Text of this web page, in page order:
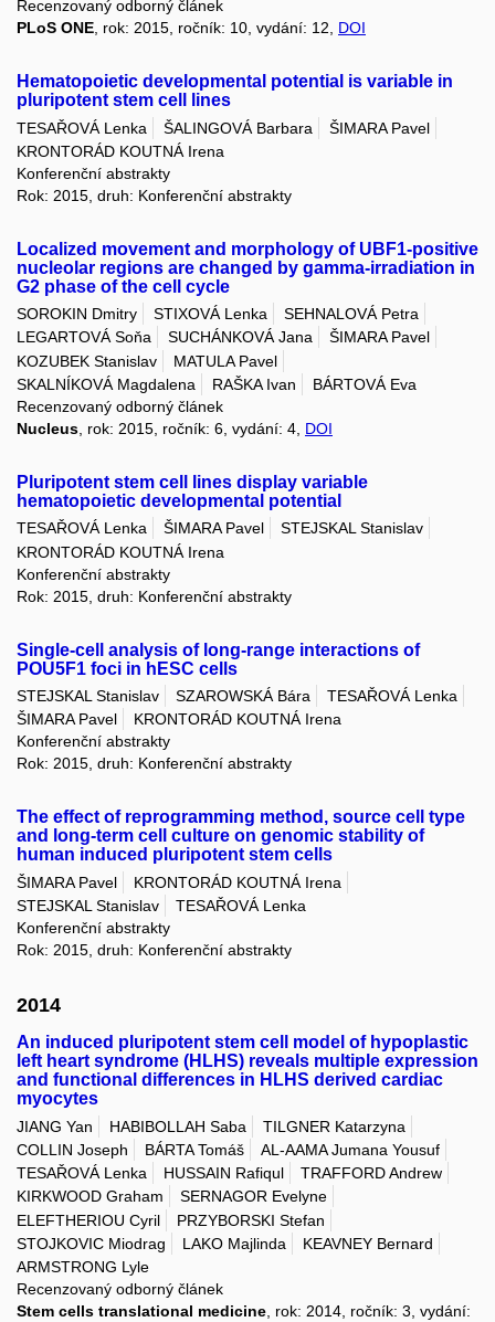
Recenzovaný odborný článek
PLoS ONE, rok: 2015, ročník: 10, vydání: 12, DOI
Hematopoietic developmental potential is variable in
pluripotent stem cell lines
TESAŘOVÁ Lenka ŠALINGOVÁ Barbara
ŠIMARA Pavel
KRONTORÁD KOUTNÁ Irena
Konferenční abstrakty
Rok: 2015, druh: Konferenční abstrakty
Localized movement and morphology of UBF1-positive
nucleolar regions are changed by gamma-irradiation in
G2 phase of the cell cycle
SOROKIN Dmitry STIXOVÁ Lenka
SEHNALOVÁ Petra
LEGARTOVÁ Soňa
SUCHÁNKOVÁ Jana
ŠIMARA Pavel
KOZUBEK Stanislav
MATULA Pavel
SKALNÍKOVÁ Magdalena
RAŠKA Ivan
BÁRTOVÁ Eva
Recenzovaný odborný článek
Nucleus , rok: 2015, ročník: 6, vydání: 4, DOI
Pluripotent stem cell lines display variable
hematopoietic developmental potential
TESAŘOVÁ Lenka ŠIMARA Pavel
STEJSKAL Stanislav
KRONTORÁD KOUTNÁ Irena
Konferenční abstrakty
Rok: 2015, druh: Konferenční abstrakty
Single-cell analysis of long-range interactions of
POU5F1 foci in hESC cells
STEJSKAL Stanislav SZAROWSKÁ Bára
TESAŘOVÁ Lenka
ŠIMARA Pavel
KRONTORÁD KOUTNÁ Irena
Konferenční abstrakty
Rok: 2015, druh: Konferenční abstrakty
The effect of reprogramming method, source cell type
and long-term cell culture on genomic stability of
human induced pluripotent stem cells
ŠIMARA Pavel
KRONTORÁD KOUTNÁ Irena
STEJSKAL Stanislav
TESAŘOVÁ Lenka
Konferenční abstrakty
Rok: 2015, druh: Konferenční abstrakty
2014
An induced pluripotent stem cell model of hypoplastic
left heart syndrome (HLHS) reveals multiple expression
and functional differences in HLHS derived cardiac
myocytes
JIANG Yan HABIBOLLAH Saba
TILGNER Katarzyna
COLLIN Joseph
BÁRTA Tomáš
AL-AAMA Jumana Yousuf
TESAŘOVÁ Lenka
HUSSAIN Rafiqul
TRAFFORD Andrew
KIRKWOOD Graham
SERNAGOR Evelyne
ELEFTHERIOU Cyril
PRZYBORSKI Stefan
STOJKOVIC Miodrag
LAKO Majlinda
KEAVNEY Bernard
ARMSTRONG Lyle
Recenzovaný odborný článek
Stem cells translational medicine, rok: 2014, ročník: 3, vydání: